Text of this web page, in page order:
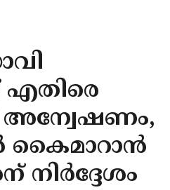
എതിരെ
അന്വേഷണം,
കൈമാറാൻ
നിർദ്ദേശം